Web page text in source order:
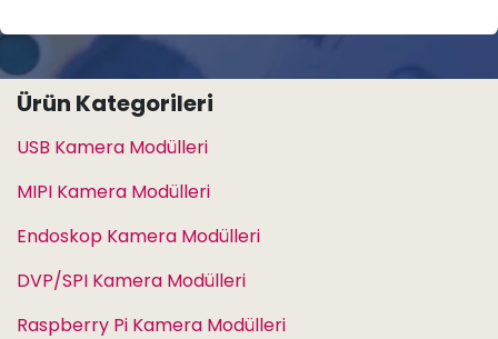
Ürün Kategorileri
USB Kamera Modülleri
MIPI Kamera Modülleri
Endoskop Kamera Modülleri
DVP/SPI Kamera Modülleri
Raspberry Pi Kamera Modülleri